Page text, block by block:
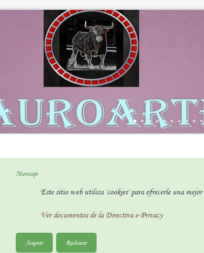
Mensaje
Este sitio web utiliza 'cookies' para ofrecerle una mejor
Ver documentos de la Directiva e-Privacy
Aceptar Rechazar